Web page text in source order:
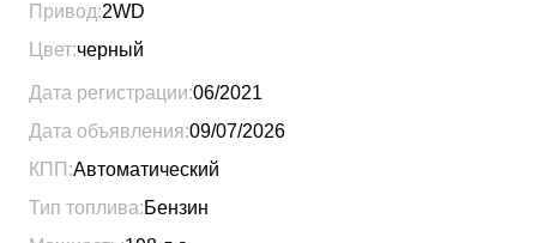
Привод:2WD
Цвет:черный
Дата регистрации:06/2021
Дата объявления:09/07/2026
КПП:Автоматический
Тип топлива:Бензин